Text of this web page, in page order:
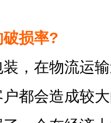
损率?
，在物流运
都会造成较